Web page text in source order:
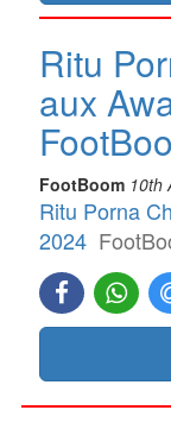
Ritu
aux
FootBoom 10th
Ritu Porna
2024